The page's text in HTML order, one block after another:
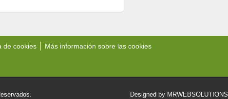
de cookies Más información sobre las cookies
Designed by MRWEBSOLUTIONS